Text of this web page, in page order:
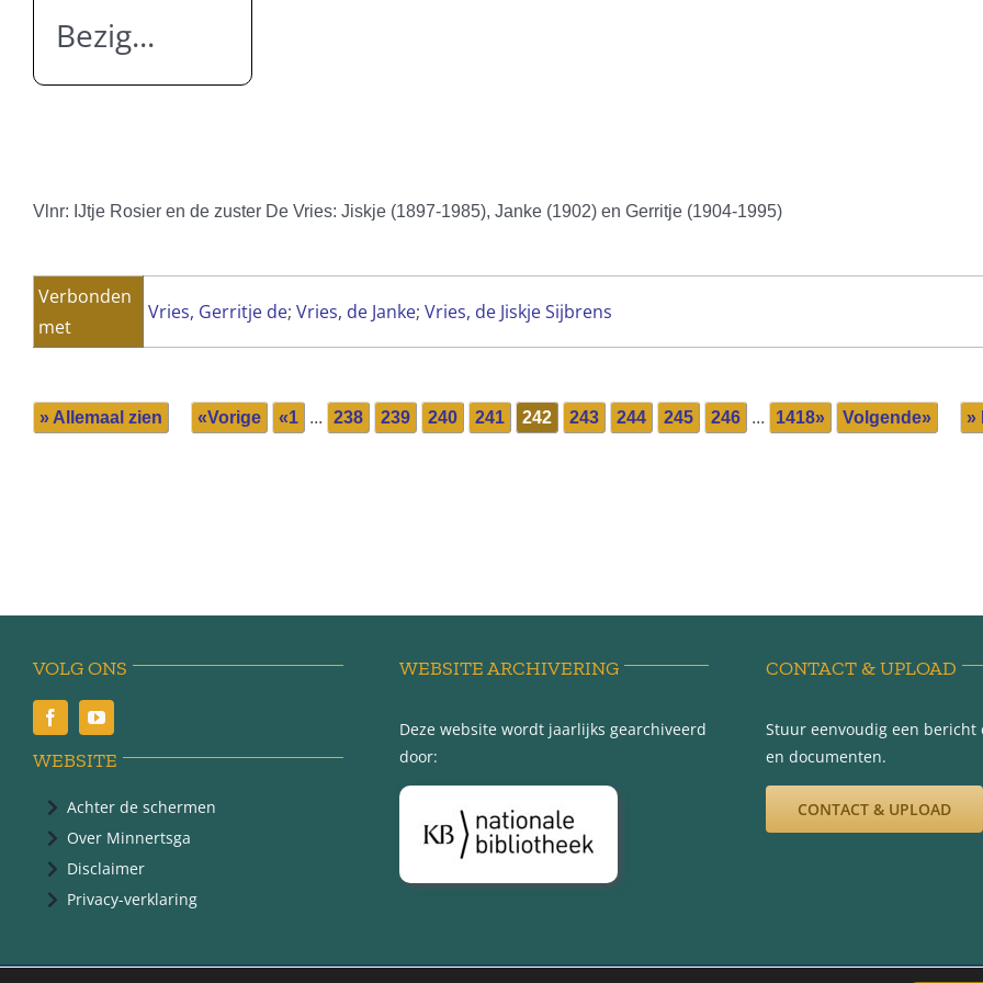
Bezig...
Vlnr: IJtje Rosier en de zuster De Vries: Jiskje (1897-1985), Janke (1902) en Gerritje (1904-1995)
Verbonden
met
Vries, Gerritje de; Vries, de Janke; Vries, de Jiskje Sijbrens
» Allemaal zien «Vorige «1 ... 238 239 240 241 242 243 244 245 246 ... 1418» Volgende» »
VOLG ONS
WEBSITE
Achter de schermen
Over Minnertsga
Disclaimer
Privacy-verklaring
WEBSITE ARCHIVERING
Deze website wordt jaarlijks gearchiveerd
door:
CONTACT & UPLOAD
Stuur eenvoudig een bericht
en documenten.
CONTACT & UPLOAD